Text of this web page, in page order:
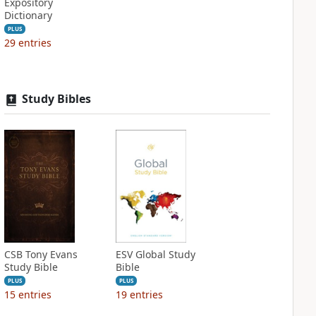
Dictionary
PLUS
29 entries
Study Bibles
CSB Tony Evans
Study Bible
PLUS
15 entries
ESV Global Study
Bible
PLUS
19 entries